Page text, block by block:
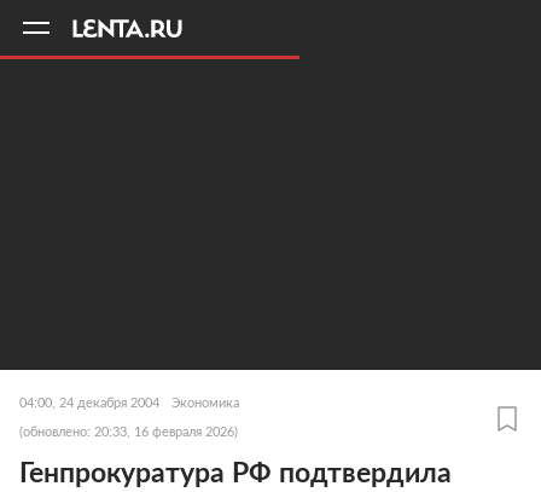
04:00, 24 декабря 2004 Экономика
(обновлено: 20:33, 16 февраля 2026)
Генпрокуратура РФ подтвердила